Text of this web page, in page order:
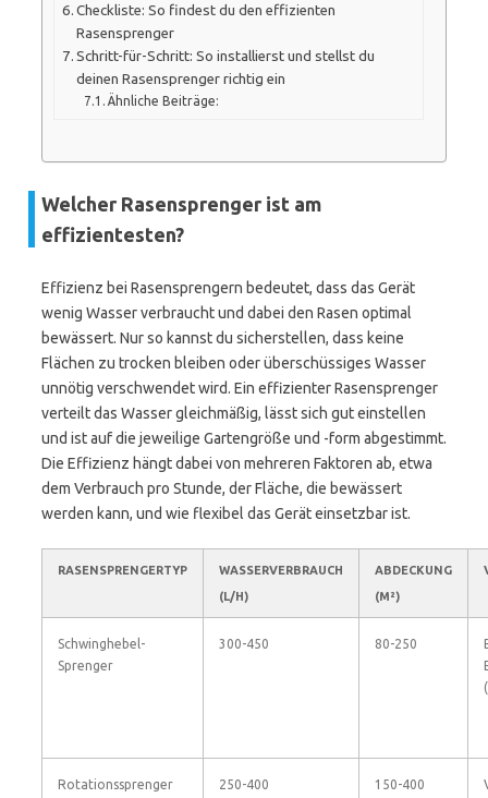
Checkliste: So findest du den effizienten
Rasensprenger
Schritt-für-Schritt: So installierst und stellst du
deinen Rasensprenger richtig ein
Ähnliche Beiträge:
Welcher Rasensprenger ist am
effizientesten?
Effizienz bei Rasensprengern bedeutet, dass das Gerät
wenig Wasser verbraucht und dabei den Rasen optimal
bewässert. Nur so kannst du sicherstellen, dass keine
Flächen zu trocken bleiben oder überschüssiges Wasser
unnötig verschwendet wird. Ein effizienter Rasensprenger
verteilt das Wasser gleichmäßig, lässt sich gut einstellen
und ist auf die jeweilige Gartengröße und -form abgestimmt.
Die Effizienz hängt dabei von mehreren Faktoren ab, etwa
dem Verbrauch pro Stunde, der Fläche, die bewässert
werden kann, und wie flexibel das Gerät einsetzbar ist.
RASENSPRENGERTYP
WASSERVERBRAUCH
(L/H)
ABDECKUNG
(M²)
Schwinghebel-
Sprenger
300-450 80-250
Rotationssprenger 250-400 150-400